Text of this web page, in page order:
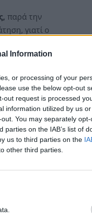
Information
or processing of your
use the below opt-out
out request is processed
information utilized by us
You may separately
on the IAB’s list of
us to third parties on the
other third parties.
παρά την
γιατί ο
όπου
έγκλειστος
ευρωεκλογές κι
προσελκύσει